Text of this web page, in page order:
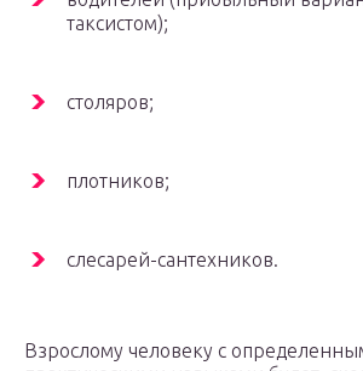
таксистом);
столяров;
плотников;
слесарей-сантехников.
Взрослому человеку с